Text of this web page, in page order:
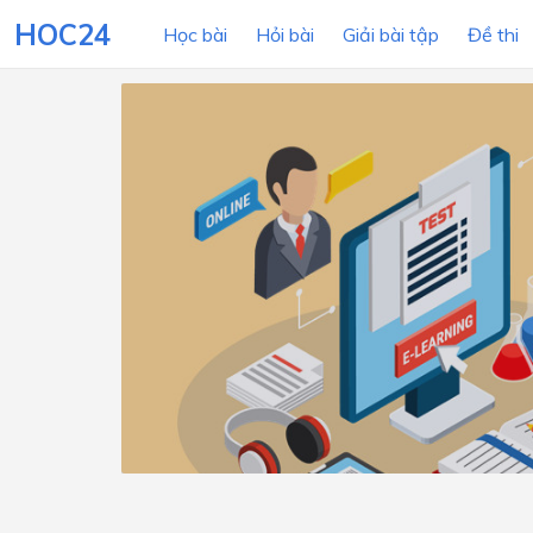
HOC24 Học bài Hỏi bài Giải bài tập Đề thi
LỚP HỌC
Lớp 12
Lớp 8
Lớp 7